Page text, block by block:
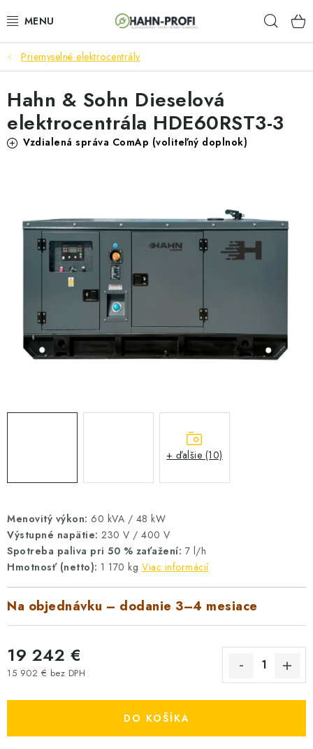
na
ELEKTROCENTRÁLY
ZAHRADNÍ TECHNIKA
STAVEBNÁ TECHNIKA
OHRIEVAČE
KLIMATIZÁCIA
VYHRIEVANIE
OUTLET
KONTAKTY
Obchodné podmienky
Zásady ochrany osobných údajov
Priemyselné elektrocentrály
Menovitý výkon: 60 kVA / 48 kW
Výstupné napätie: 230 V / 400 V
Spotreba paliva pri 50 % zaťažení: 7 l/h
Hmotnosť (netto): 1 170 kg Viac informácií
Na objednávku – dodanie 3–4 mesiace
19 242 €
15 902 € bez DPH
DO KOŠÍKA
Hahn & Sohn Dieselová
elektrocentrála HDE60RST3-3
Vzdialená správa ComAp (voliteľný doplnok)
+ ďalšie (10)